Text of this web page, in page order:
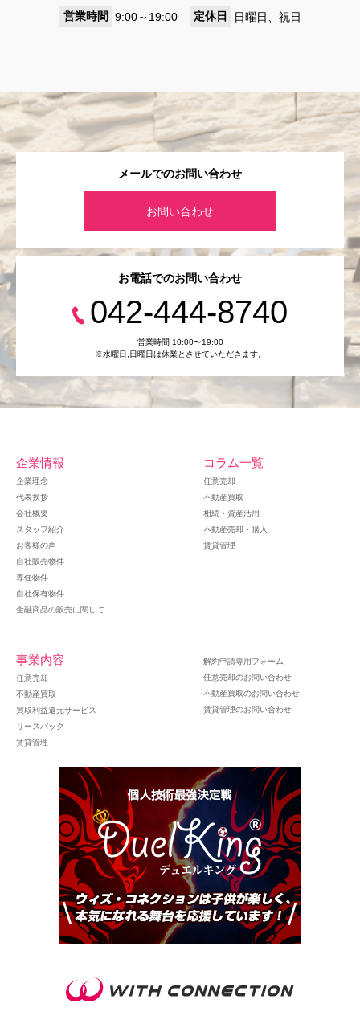
営業時間 9:00～19:00 定休日 日曜日、祝日
メールでのお問い合わせ
お問い合わせ
お電話でのお問い合わせ
042-444-8740
営業時間 10:00〜19:00
※水曜日,⽇曜日は休業とさせていただきます。
企業情報
企業理念
代表挨拶
会社概要
スタッフ紹介
お客様の声
自社販売物件
専任物件
自社保有物件
金融商品の販売に関して
コラム一覧
任意売却
不動産買取
相続・資産活用
不動産売却・購入
賃貸管理
事業内容
任意売却
不動産買取
買取利益還元サービス
リースバック
賃貸管理
解約申請専用フォーム
任意売却のお問い合わせ
不動産買取のお問い合わせ
賃貸管理のお問い合わせ